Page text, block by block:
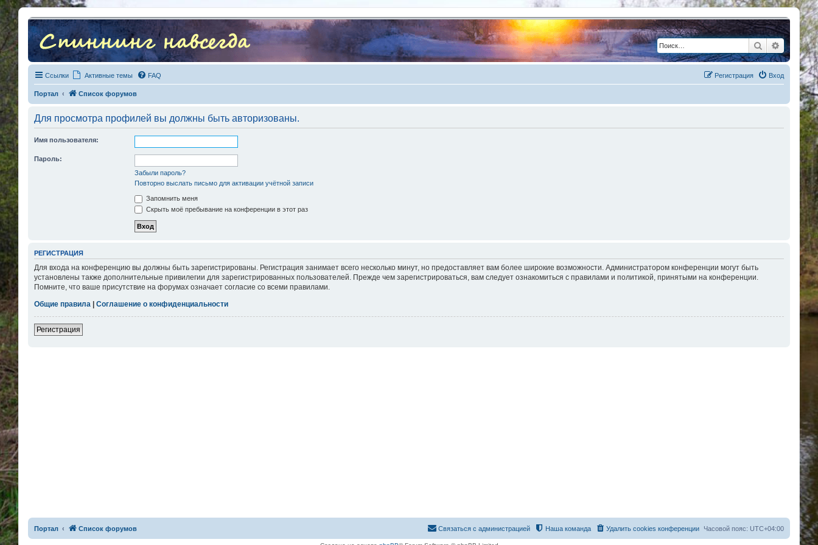
Поиск
Ссылки Активные темы FAQ Вход
Регистрация
Портал Список форумов
Для просмотра профилей вы должны быть авторизованы.
Имя пользователя:
Пароль:
Забыли пароль?
Повторно выслать письмо для активации учётной записи
Запомнить меня
Скрыть моё пребывание на конференции в этот раз
РЕГИСТРАЦИЯ
Для входа на конференцию вы должны быть зарегистрированы. Регистрация занимает всего несколько минут, но предоставляет вам более широкие возможности. Администратором конференции могут быть
установлены также дополнительные привилегии для зарегистрированных пользователей. Прежде чем зарегистрироваться, вам следует ознакомиться с правилами и политикой, принятыми на конференции.
Помните, что ваше присутствие на форумах означает согласие со всеми правилами.
Общие правила | Соглашение о конфиденциальности
Регистрация
Портал Список форумов Часовой пояс: UTC+04:00
Удалить cookies конференции
Наша команда
Связаться с администрацией